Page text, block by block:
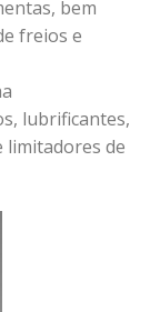
bem
freios e
lubrificantes,
limitadores de